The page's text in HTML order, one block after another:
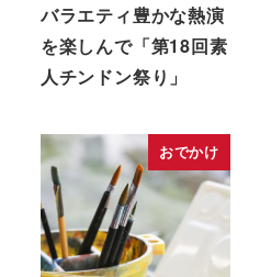
バラエティ豊かな熱演
を楽しんで「第18回素
人チンドン祭り」
おでかけ